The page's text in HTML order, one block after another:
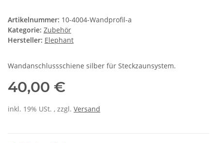
Artikelnummer: 10-4004-Wandprofil-a
Kategorie: Zubehör
Hersteller: Elephant
Wandanschlussschiene silber für Steckzaunsystem.
40,00 €
inkl. 19% USt. , zzgl. Versand